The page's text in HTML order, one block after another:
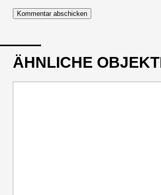
ÄHNLICHE